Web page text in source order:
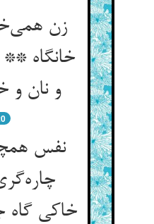
زن
خانگاه
نفس
خاکی گاه جوید سروری‌‌